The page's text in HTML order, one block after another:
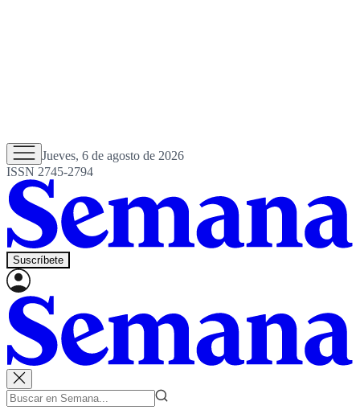
Jueves, 6 de agosto de 2026
ISSN 2745-2794
Suscríbete